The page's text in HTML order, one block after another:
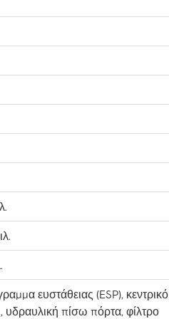
ευστάθειας (ESP), κεντρικό
υδραυλική πίσω πόρτα, φίλτρο